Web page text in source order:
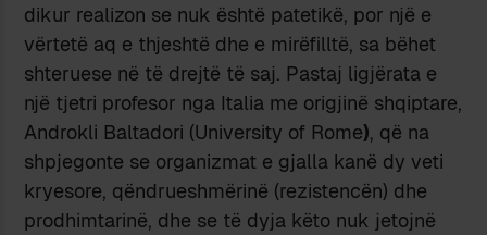
dikur realizon se nuk është patetikë, por një e
vërtetë aq e thjeshtë dhe e mirëfilltë, sa bëhet
shteruese në të drejtë të saj. Pastaj ligjërata e
një tjetri profesor nga Italia me origjinë shqiptare,
Androkli Baltadori (University of Rome), që na
shpjegonte se organizmat e gjalla kanë dy veti
kryesore, qëndrueshmërinë (rezistencën) dhe
prodhimtarinë, dhe se të dyja këto nuk jetojnë